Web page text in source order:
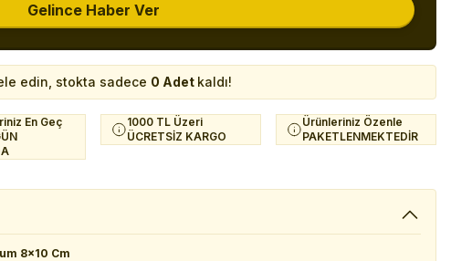
Gelince Haber Ver
edin, stokta sadece 0 Adet kaldı!
En Geç
1000 TL Üzeri
ÜCRETSİZ KARGO
Ürünleriniz Özenle
PAKETLENMEKTEDİR
8x10 Cm